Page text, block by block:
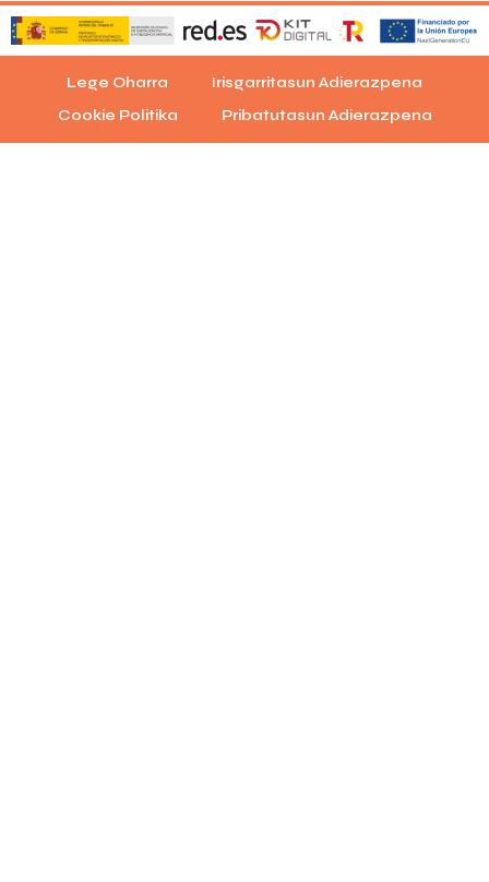
Lege Oharra
Irisgarritasun Adierazpena
Cookie Politika
Pribatutasun Adierazpena